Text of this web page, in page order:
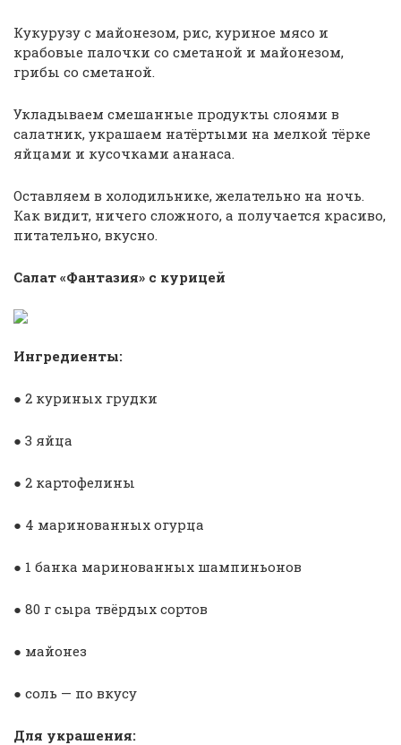
Кукурузу с майонезом, рис, куриное мясо и
крабовые палочки со сметаной и майонезом,
грибы со сметаной.
Укладываем смешанные продукты слоями в
салатник, украшаем натёртыми на мелкой тёрке
яйцами и кусочками ананаса.
Оставляем в холодильнике, желательно на ночь.
Как видит, ничего сложного, а получается красиво,
питательно, вкусно.
Салат «Фантазия» с курицей
Ингредиенты:
● 2 куриных грудки
● 3 яйца
● 2 картофелины
● 4 маринованных огурца
● 1 банка маринованных шампиньонов
● 80 г сыра твёрдых сортов
● майонез
● соль — по вкусу
Для украшения: